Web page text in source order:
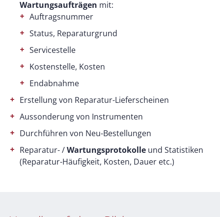
Wartungsaufträgen mit:
Auftragsnummer
Status, Reparaturgrund
Servicestelle
Kostenstelle, Kosten
Endabnahme
Erstellung von Reparatur-Lieferscheinen
Aussonderung von Instrumenten
Durchführen von Neu-Bestellungen
Reparatur- /Wartungsprotokolle und Statistiken
(Reparatur-Häufigkeit, Kosten, Dauer etc.)